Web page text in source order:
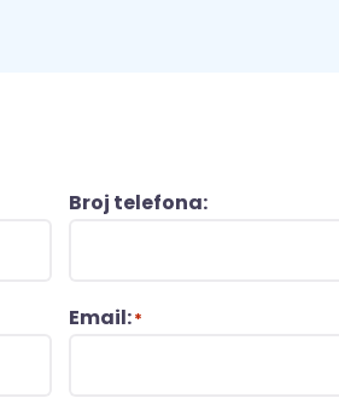
Broj telefona:
Email:*